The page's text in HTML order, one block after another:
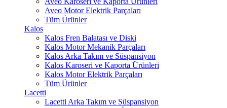
Aveo Motor Elektrik Parçaları
Tüm Ürünler
Kalos
Kalos Fren Balatası ve Diski
Kalos Motor Mekanik Parçaları
Kalos Arka Takım ve Süspansiyon
Kalos Karoseri ve Kaporta Ürünleri
Kalos Motor Elektrik Parçaları
Tüm Ürünler
Lacetti
Lacetti Arka Takım ve Süspansiyon